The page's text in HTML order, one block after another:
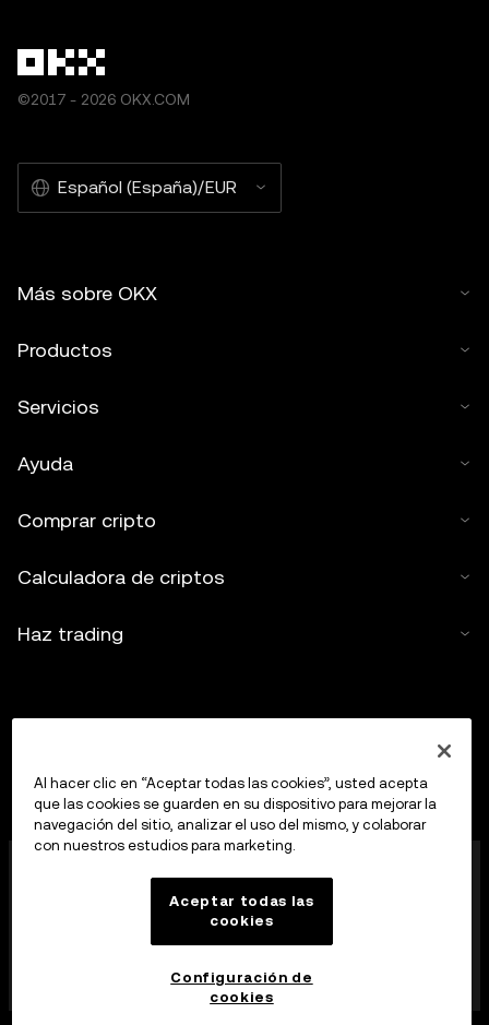
©2017 - 2026 OKX.COM
Español (España)/EUR
Más sobre OKX
Productos
Servicios
Ayuda
Comprar cripto
Calculadora de criptos
Haz trading
comercial de OKX, es ahora una plataforma de trading
de criptoactivos autorizada como proveedor de
servicios de criptoactivos por la MFSA, de
conformidad con el artículo 28 de la Ley de los
mercados de criptoactivos (Capítulo 647 de las Leyes
Al hacer clic en “Aceptar todas las cookies”, usted acepta
que las cookies se guarden en su dispositivo para mejorar la
navegación del sitio, analizar el uso del mismo, y colaborar
con nuestros estudios para marketing.
Aceptar todas las
cookies
Configuración de
cookies